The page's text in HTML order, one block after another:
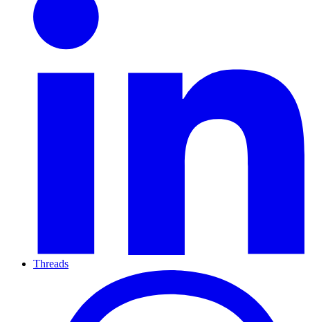
Threads